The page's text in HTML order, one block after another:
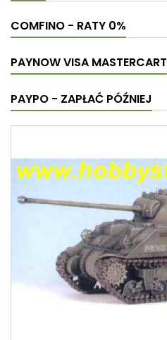
COMFINO - RATY 0%
PAYNOW VISA MASTERCART
PAYPO - ZAPŁAĆ PÓŹNIEJ